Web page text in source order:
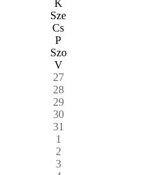
K
Sze
Cs
P
Szo
V
27
28
29
30
31
1
2
3